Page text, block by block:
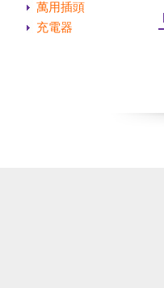
萬用插頭
充電器